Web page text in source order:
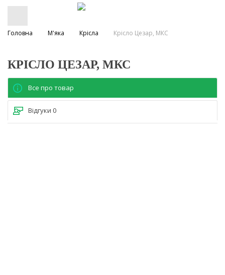
Головна М'яка Крісла Крісло Цезар, МКС
КРІСЛО ЦЕЗАР, МКС
Все про товар
Відгуки 0